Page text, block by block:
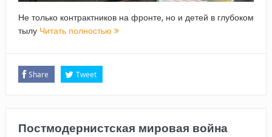
Не только контрактников на фронте, но и детей в глубоком
тылу Читать полностью
Share Tweet
Постмодернистская мировая война